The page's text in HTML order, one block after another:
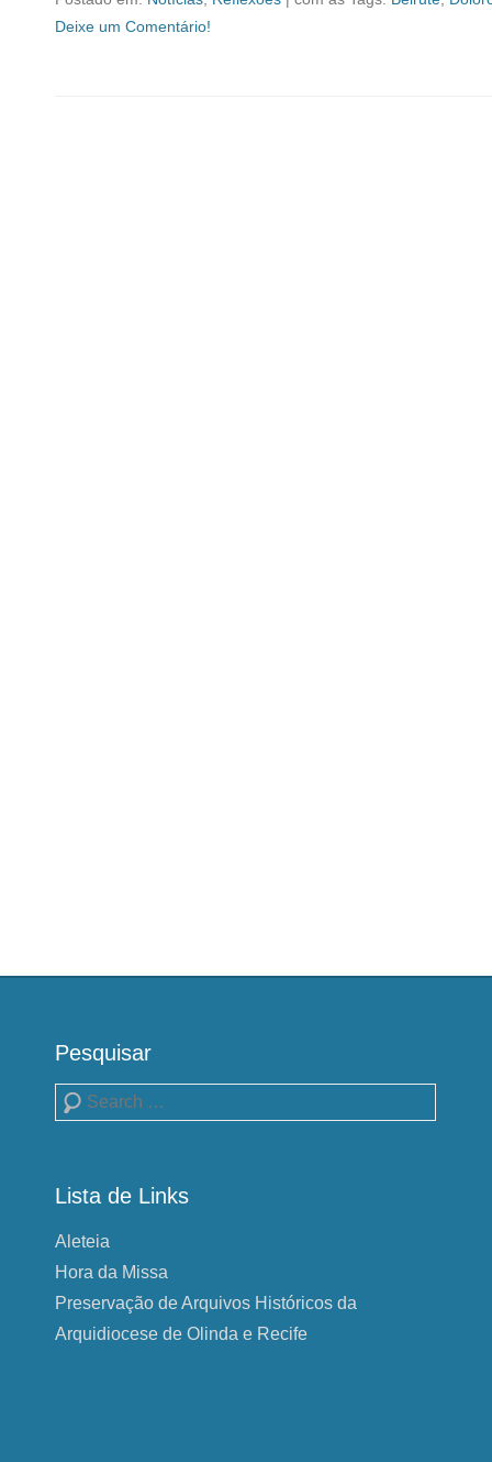
Deixe um Comentário!
Pesquisar
Pesquisa
Lista de Links
Aleteia
Hora da Missa
Preservação de Arquivos Históricos da
Arquidiocese de Olinda e Recife